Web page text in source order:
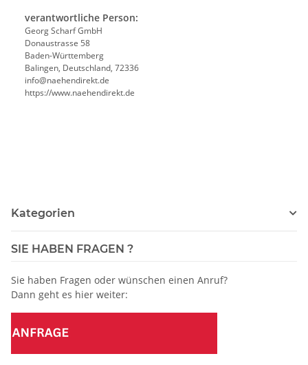
verantwortliche Person:
Georg Scharf GmbH
Donaustrasse 58
Baden-Württemberg
Balingen, Deutschland, 72336
info@naehendirekt.de
https://www.naehendirekt.de
Kategorien
SIE HABEN FRAGEN ?
Sie haben Fragen oder wünschen einen Anruf?
Dann geht es hier weiter: